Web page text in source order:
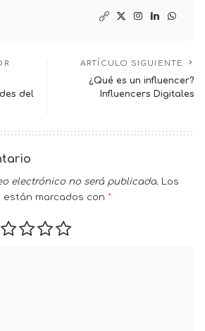
del
ARTÍCULO SIGUIENTE
¿Qué es un influencer?
Influencers Digitales
electrónico no será publicada. Los
marcados con *